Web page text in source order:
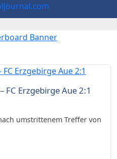
FC Erzgebirge Aue 2:1
umstrittenem Treffer von